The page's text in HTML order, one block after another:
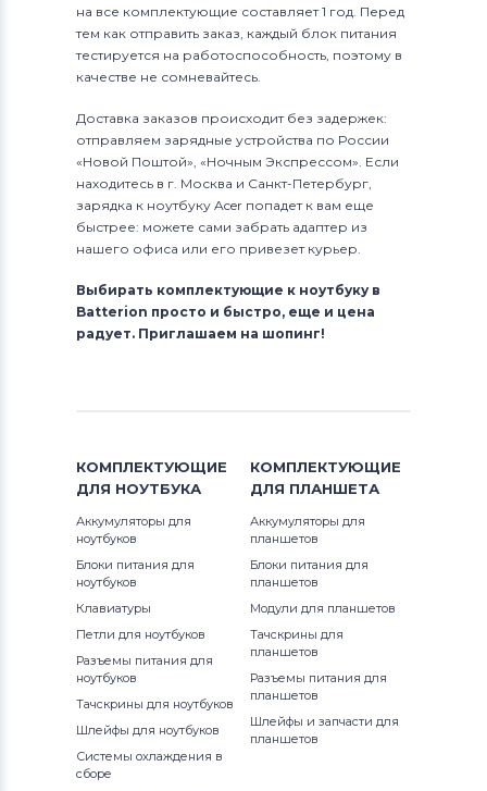
на все комплектующие составляет 1 год. Перед
тем как отправить заказ, каждый блок питания
тестируется на работоспособность, поэтому в
качестве не сомневайтесь.
Доставка заказов происходит без задержек:
отправляем зарядные устройства по России
«Новой Поштой», «Ночным Экспрессом». Если
находитесь в г. Москва и Санкт-Петербург,
зарядка к ноутбуку Acer попадет к вам еще
быстрее: можете сами забрать адаптер из
нашего офиса или его привезет курьер.
Выбирать комплектующие к ноутбуку в
Batterion просто и быстро, еще и цена
радует. Приглашаем на шопинг!
КОМПЛЕКТУЮЩИЕ
ДЛЯ НОУТБУКА
Аккумуляторы для
ноутбуков
Блоки питания для
ноутбуков
Клавиатуры
Петли для ноутбуков
Разъемы питания для
ноутбуков
Тачскрины для ноутбуков
Шлейфы для ноутбуков
Системы охлаждения в
сборе
КОМПЛЕКТУЮЩИЕ
ДЛЯ ПЛАНШЕТА
Аккумуляторы для
планшетов
Блоки питания для
планшетов
Модули для планшетов
Тачскрины для
планшетов
Разъемы питания для
планшетов
Шлейфы и запчасти для
планшетов